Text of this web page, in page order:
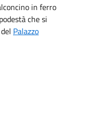
in ferro
che si
Palazzo